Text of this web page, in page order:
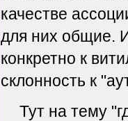
качестве
для них общие.
конкретно к
склонность к
Тут на тему